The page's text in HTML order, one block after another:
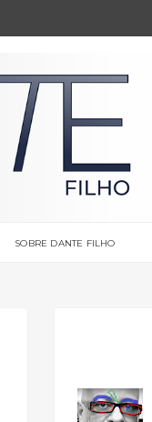
SOBRE DANTE FILHO